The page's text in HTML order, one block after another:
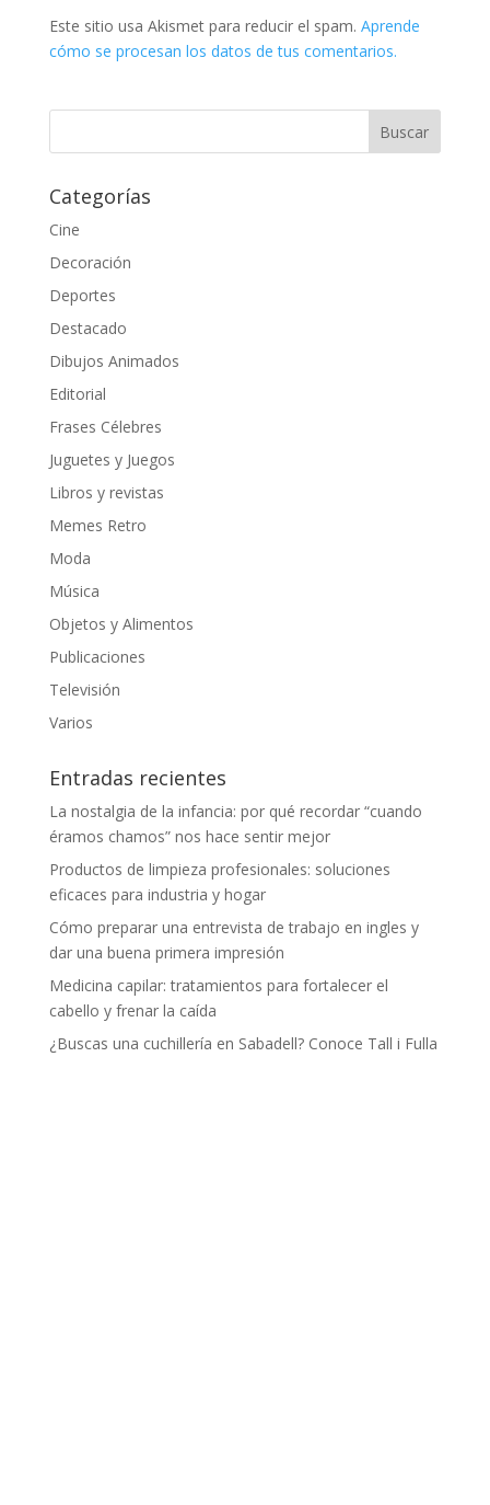
Este sitio usa Akismet para reducir el spam. Aprende
cómo se procesan los datos de tus comentarios.
Categorías
Cine
Decoración
Deportes
Destacado
Dibujos Animados
Editorial
Frases Célebres
Juguetes y Juegos
Libros y revistas
Memes Retro
Moda
Música
Objetos y Alimentos
Publicaciones
Televisión
Varios
Entradas recientes
La nostalgia de la infancia: por qué recordar “cuando
éramos chamos” nos hace sentir mejor
Productos de limpieza profesionales: soluciones
eficaces para industria y hogar
Cómo preparar una entrevista de trabajo en ingles y
dar una buena primera impresión
Medicina capilar: tratamientos para fortalecer el
cabello y frenar la caída
¿Buscas una cuchillería en Sabadell? Conoce Tall i Fulla